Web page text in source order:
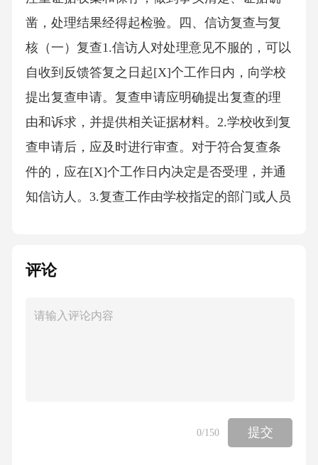
凿，处理结果经得起检验。四、信访复查与复
核（一）复查1.信访人对处理意见不服的，可以
自收到反馈答复之日起[X]个工作日内，向学校
提出复查申请。复查申请应明确提出复查的理
由和诉求，并提供相关证据材料。2.学校收到复
查申请后，应及时进行审查。对于符合复查条
件的，应在[X]个工作日内决定是否受理，并通
知信访人。3.复查工作由学校指定的部门或人员
听取信访人的意见和申辩，形成复查意见。4.复
反馈给信访人。复查意见应明确维持、变更或
请。复核申请应明确提出复核的理由和诉求，
并提供相关证据材料。2.学校收到复核申请后，
评论
0/150 提交